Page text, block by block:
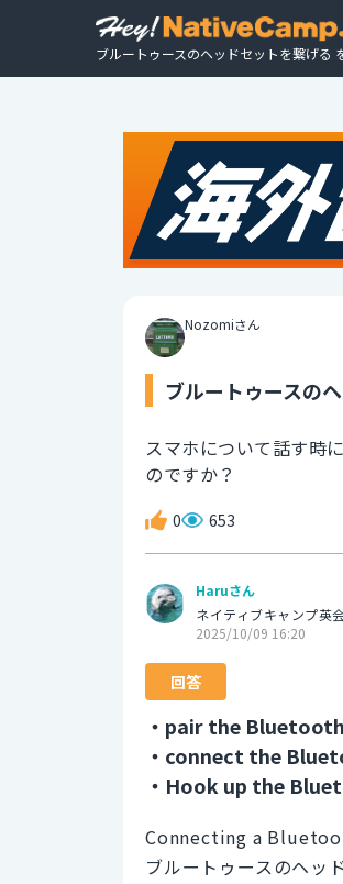
ブルートゥースのヘッドセットを繋げる
Nozomiさん
ブルートゥースの
スマホについて話す時
のですか？
0 653
Haruさん
ネイティブキャンプ英
2025/10/09 16:20
回答
・pair the
・connect the
・Hook up the
Connecting a
ブルートゥースのヘッ